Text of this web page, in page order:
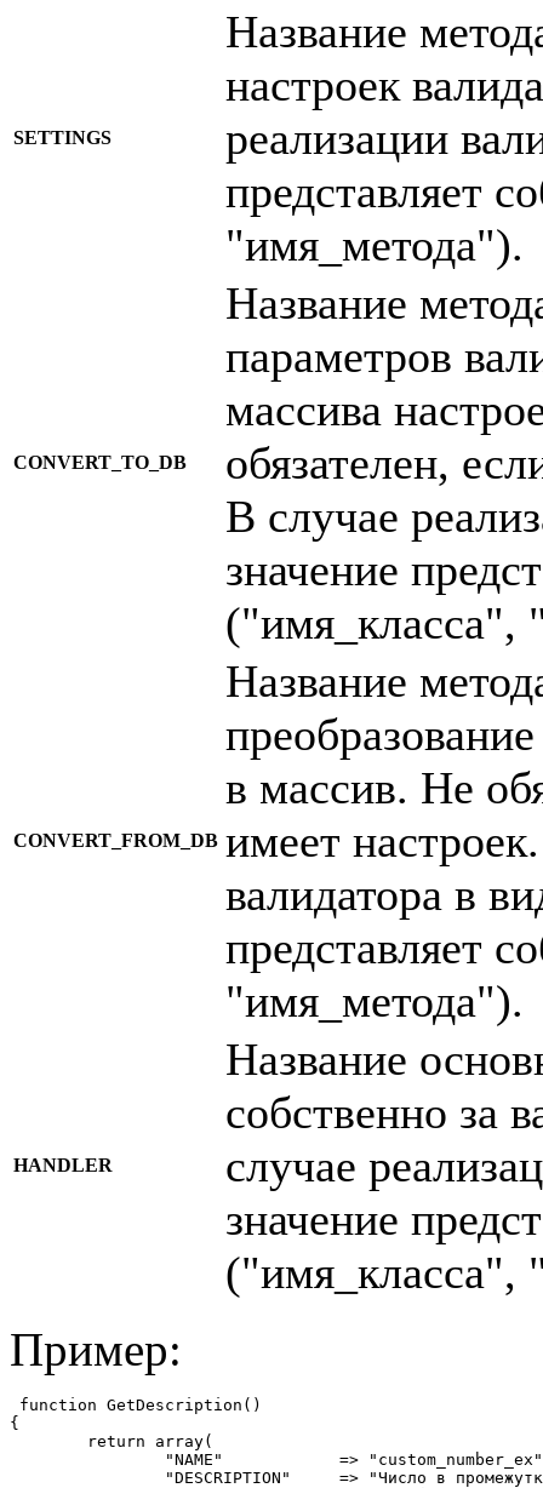
SETTINGS
Название
настроек
реализации
представляет
"имя_метода").
CONVERT_TO_DB
Название
параметров
массива
обязателен,
В случае
значение
("имя_класса",
CONVERT_FROM_DB
Название
в массив. Не
имеет
валидатора в
представляет
"имя_метода").
HANDLER
Название
собственно за
случае
значение
("имя_класса",
Пример:
function GetDescription()
{